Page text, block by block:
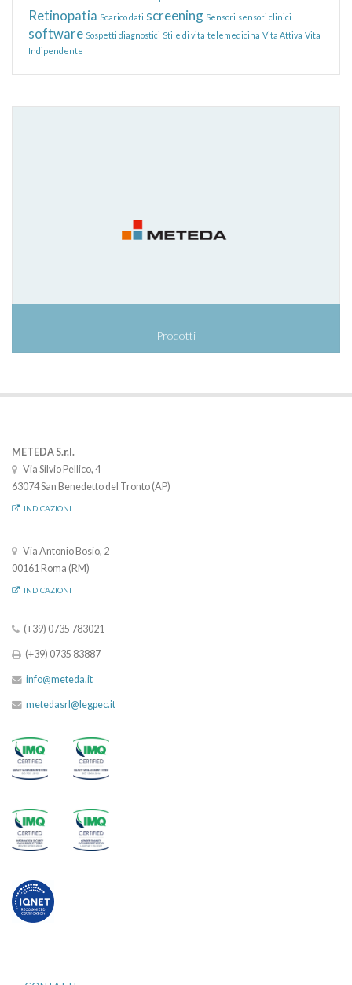
Retinopatia Scarico dati screening Sensori sensori clinici
software Sospetti diagnostici Stile di vita telemedicina Vita Attiva Vita
Indipendente
Prodotti
METEDA S.r.l.
Via Silvio Pellico, 4
63074 San Benedetto del Tronto (AP)
INDICAZIONI
Via Antonio Bosio, 2
00161 Roma (RM)
INDICAZIONI
(+39) 0735 783021
(+39) 0735 83887
info@meteda.it
metedasrl@legpec.it